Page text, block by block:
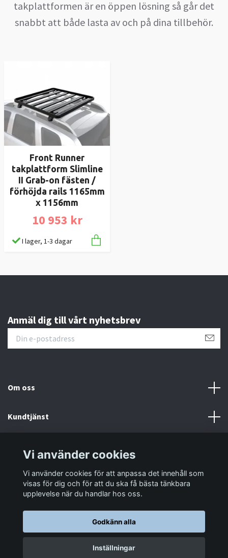
takplattformen är en öppen lösning så går det
snabbt att både lasta av och på dina tillbehör.
Front Runner
takplattform Slimline
II Grab-on fästen /
förhöjda rails 1165mm
x 1156mm
10 953 kr
I lager, 1-3 dagar
Anmäl dig till vårt nyhetsbrev
Om oss
Kundtjänst
Sociala medier
© 2026 LastaTungt.se
Vi använder cookies
Vi använder cookies för att anpassa det innehåll som
visas för dig och för att du ska få bästa tänkbara
upplevelse när du handlar hos oss.
Godkänn alla
Inställningar